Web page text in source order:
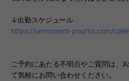
↓出勤スケジュール
https://unmoment-pourtoi.com/
ご予約にあたる不明点やご質問は、
て気軽にお問い合わせください。